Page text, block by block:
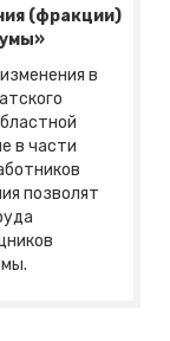
(фракции)
в
в части
позволят